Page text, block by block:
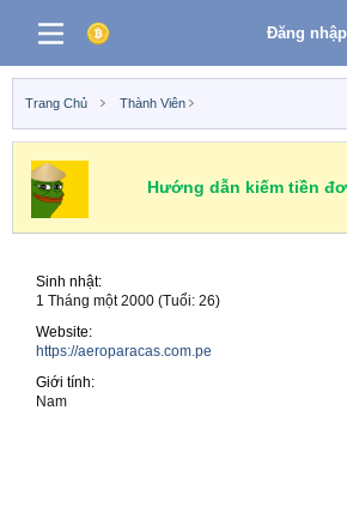
Đăng nhập
Trang Chủ Thành Viên
Hướng dẫn kiếm tiền
Sinh nhật
1 Tháng một 2000 (Tuổi: 26)
Website
https://aeroparacas.com.pe
Giới tính
Nam